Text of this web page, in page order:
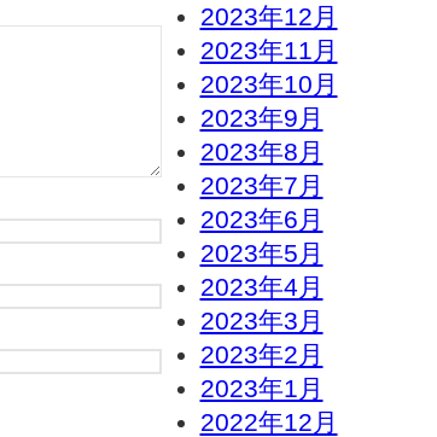
2023年12月
2023年11月
2023年10月
2023年9月
2023年8月
2023年7月
2023年6月
2023年5月
2023年4月
2023年3月
2023年2月
2023年1月
2022年12月